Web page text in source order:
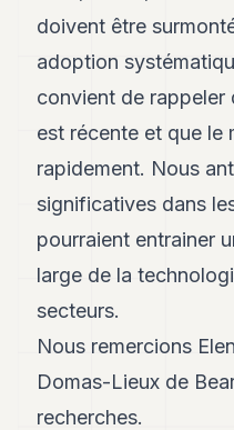
doivent être
adoption
convient de
est récente et que le
rapidement. Nous
significatives dans
pourraient entrainer
large de la
secteurs.
Nous remercions
Domas-Lieux de
recherches.